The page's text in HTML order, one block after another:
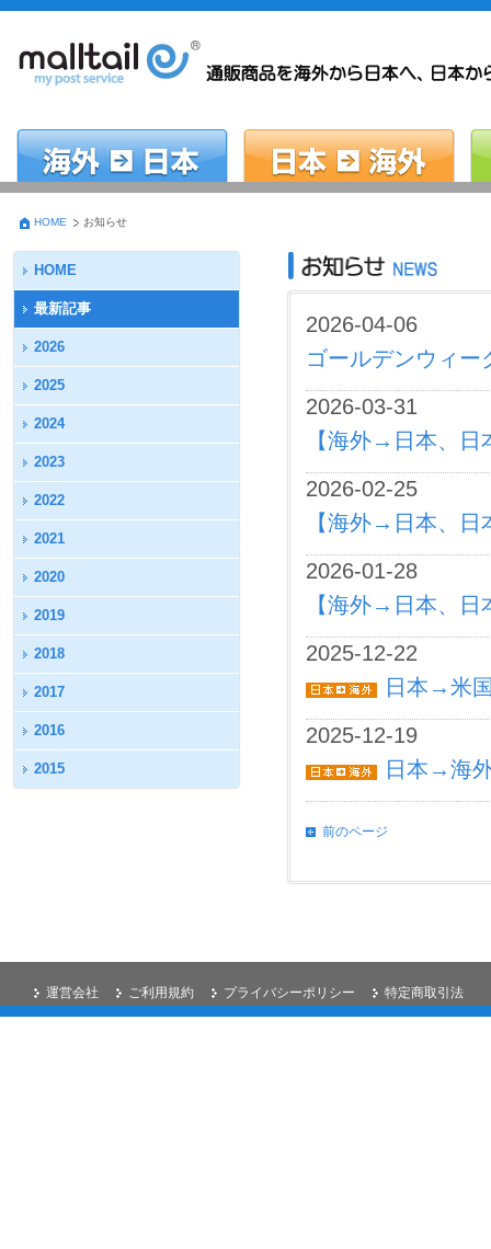
HOME お知らせ
HOME
最新記事
2026
2025
2024
2023
2022
2021
2020
2019
2018
2017
2016
2015
2026-04-06
ゴールデンウィ
2026-03-31
【海外→日本、
2026-02-25
【海外→日本、
2026-01-28
【海外→日本、
2025-12-22
日本→米
2025-12-19
日本→海
前のページ
特定商取引法
プライバシーポリシー
ご利用規約
運営会社